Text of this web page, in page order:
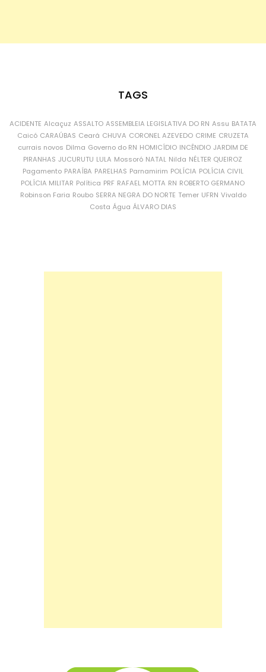
TAGS
ACIDENTE Alcaçuz ASSALTO ASSEMBLEIA LEGISLATIVA DO RN Assu BATATA
Caicó CARAÚBAS Ceará CHUVA CORONEL AZEVEDO CRIME CRUZETA
currais novos Dilma Governo do RN HOMICÍDIO INCÊNDIO JARDIM DE
PIRANHAS JUCURUTU LULA Mossoró NATAL Nilda NÉLTER QUEIROZ
Pagamento PARAÍBA PARELHAS Parnamirim POLÍCIA POLÍCIA CIVIL
POLÍCIA MILITAR Política PRF RAFAEL MOTTA RN ROBERTO GERMANO
Robinson Faria Roubo SERRA NEGRA DO NORTE Temer UFRN Vivaldo
Costa Água ÁLVARO DIAS